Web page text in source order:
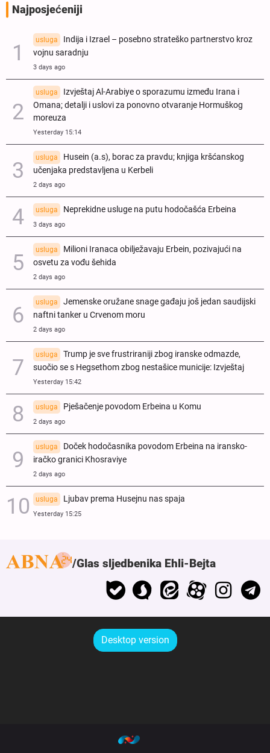
Najposjećeniji
usluga
Indija i Izrael – posebno strateško partnerstvo kroz
vojnu saradnju
3 days ago
usluga
Izvještaj Al-Arabiye o sporazumu između Irana i
Omana; detalji i uslovi za ponovno otvaranje Hormuškog
moreuza
Yesterday 15:14
usluga
Husein (a.s), borac za pravdu; knjiga kršćanskog
učenjaka predstavljena u Kerbeli
2 days ago
usluga Neprekidne usluge na putu hodočašća Erbeina
3 days ago
usluga
Milioni Iranaca obilježavaju Erbein, pozivajući na
osvetu za vođu šehida
2 days ago
usluga
Jemenske oružane snage gađaju još jedan saudijski
naftni tanker u Crvenom moru
2 days ago
usluga
Trump je sve frustriraniji zbog iranske odmazde,
suočio se s Hegsethom zbog nestašice municije: Izvještaj
Yesterday 15:42
usluga Pješačenje povodom Erbeina u Komu
2 days ago
usluga
Doček hodočasnika povodom Erbeina na iransko-
iračko granici Khosraviye
2 days ago
usluga Ljubav prema Husejnu nas spaja
Yesterday 15:25
Glas sljedbenika Ehli-Bejta
Desktop version